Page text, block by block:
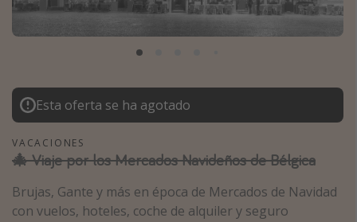
Tailandia
Maldivas
Albania
Inspiración para viajes
Esta oferta se ha agotado
VACACIONES
🎄 Viaje por los Mercados Navideños de Bélgica
Brujas, Gante y más en época de Mercados de Navidad
con vuelos, hoteles, coche de alquiler y seguro